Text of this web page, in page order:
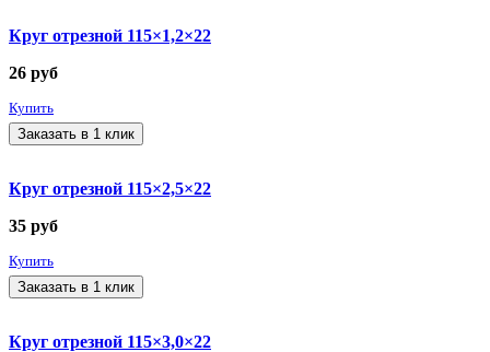
Круг отрезной 115×1,2×22
26 руб
Купить
Заказать в 1 клик
Круг отрезной 115×2,5×22
35 руб
Купить
Заказать в 1 клик
Круг отрезной 115×3,0×22